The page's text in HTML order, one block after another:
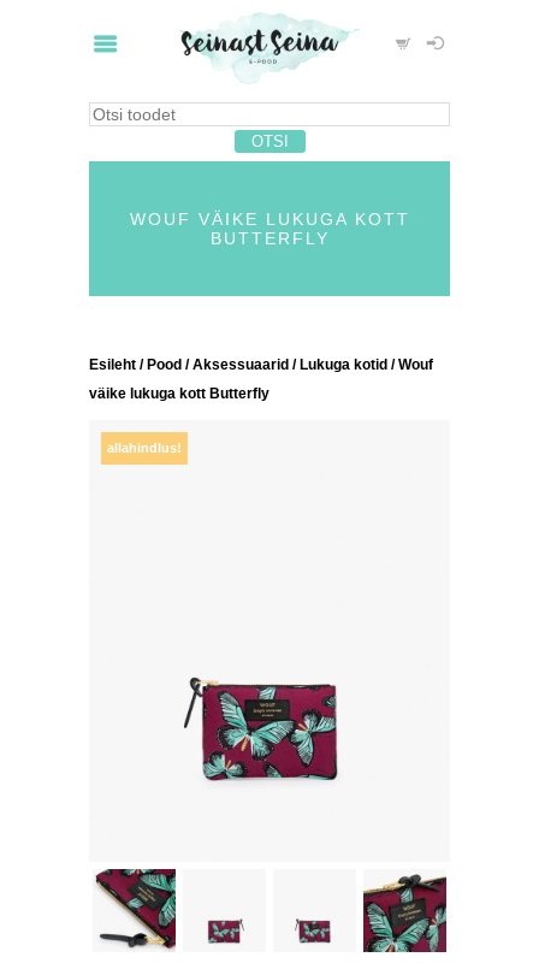
WOUF VÄIKE LUKUGA KOTT
BUTTERFLY
Esileht / Pood /Aksessuaarid / Lukuga kotid / Wouf
väike lukuga kott Butterfly
allahindlus!